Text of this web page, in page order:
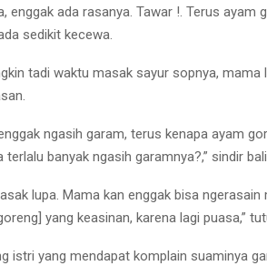
enggak ada rasanya. Tawar !. Terus ayam
sedikit kecewa.
tadi waktu masak sayur sopnya, mama
ngasih garam, terus kenapa ayam
banyak ngasih garamnya?,” sindir
lupa. Mama kan enggak bisa
yang keasinan, karena lagi puasa,”
istri yang mendapat komplain suaminya